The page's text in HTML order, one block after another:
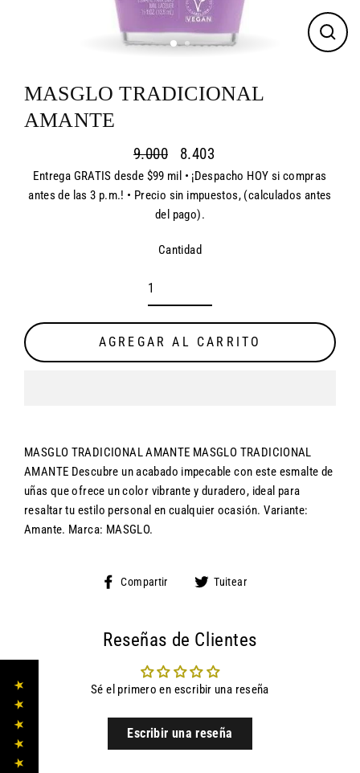
MASGLO TRADICIONAL
AMANTE
Precio
habitual
9.000
Precio
de
8.403
Entrega GRATIS desde $99 mil • ¡Despacho HOY si compras
antes de las 3 p.m.! • Precio sin impuestos, (calculados antes
del pago).
Cantidad
AGREGAR AL CARRITO
MASGLO TRADICIONAL AMANTE MASGLO TRADICIONAL
AMANTE Descubre un acabado impecable con este esmalte de
uñas que ofrece un color vibrante y duradero, ideal para
resaltar tu estilo personal en cualquier ocasión. Variante:
Amante. Marca: MASGLO.
Compartir
CompartirTuitear
Reseñas de Clientes
Sé el primero en escribir una reseña
Escribir una reseña
★ ★ ★ ★ ★